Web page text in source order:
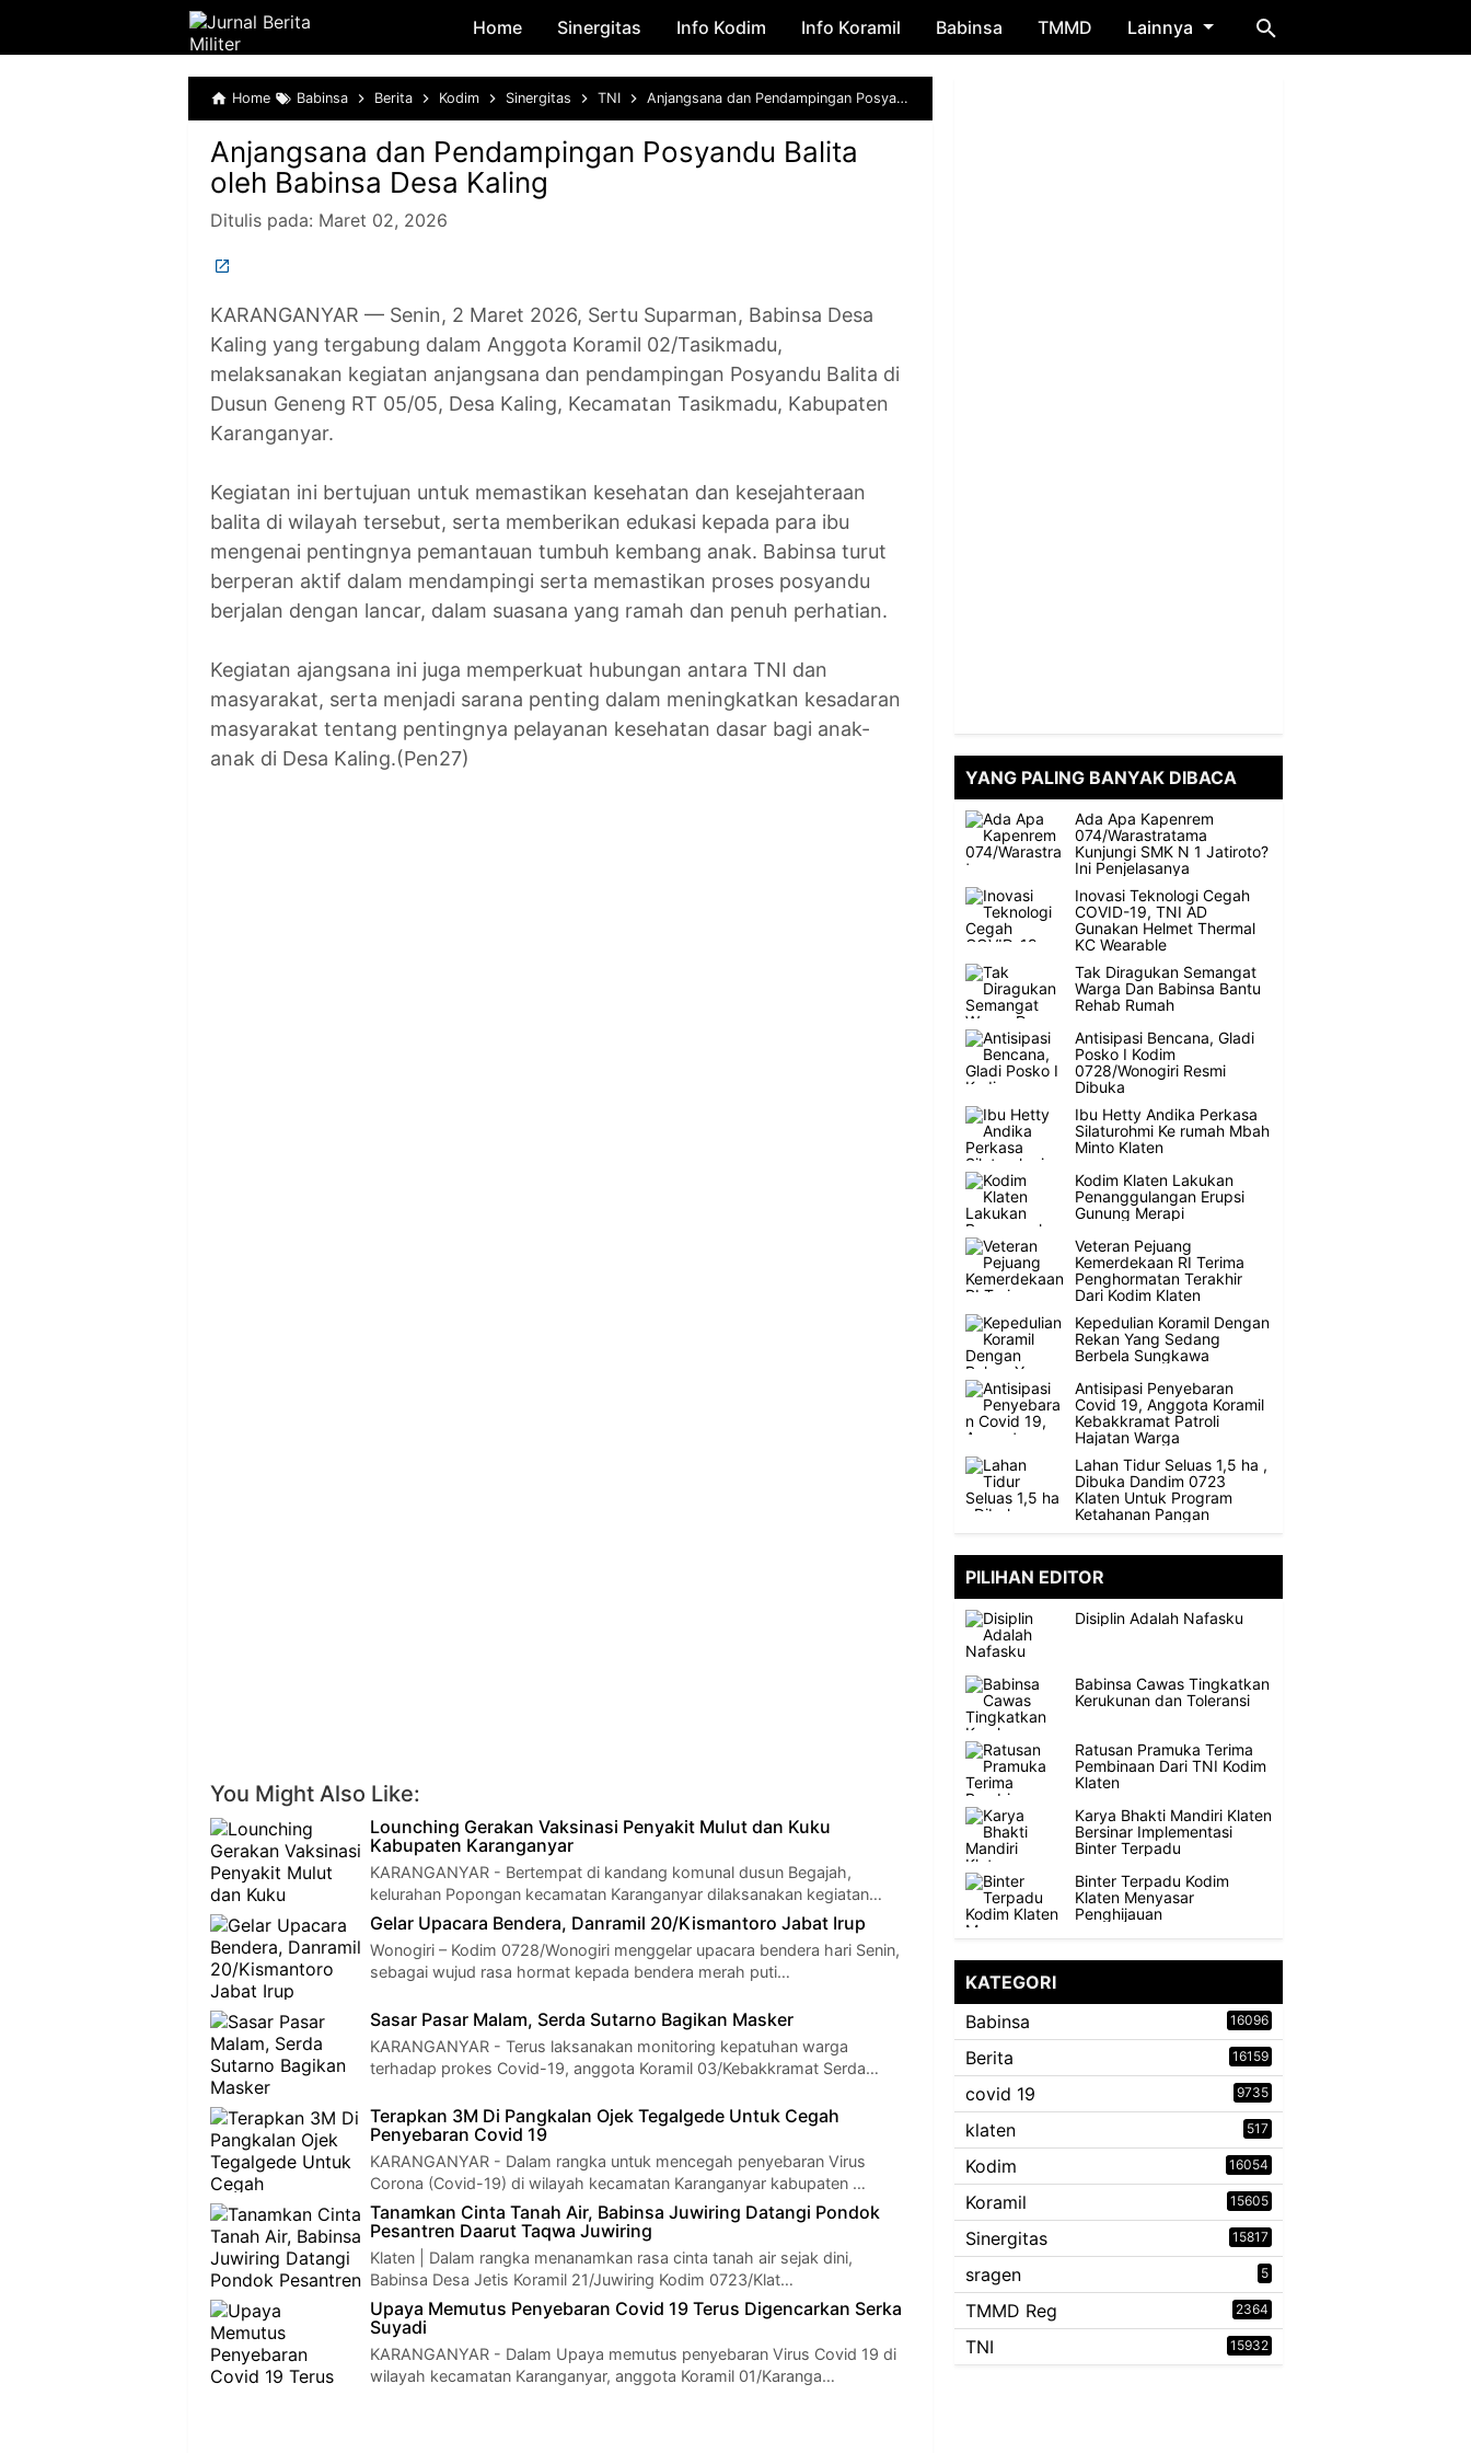
Skip to main content
Home Sinergitas Info Kodim Info Koramil Babinsa TMMD Lainnya
Home Babinsa Berita Kodim Sinergitas TNI Anjangsana dan Pendampingan Posyandu Balita oleh Babinsa Desa Kaling
Anjangsana dan Pendampingan Posyandu Balita
oleh Babinsa Desa Kaling
Ditulis pada: Maret 02, 2026
KARANGANYAR — Senin, 2 Maret 2026, Sertu Suparman, Babinsa Desa
Kaling yang tergabung dalam Anggota Koramil 02/Tasikmadu,
melaksanakan kegiatan anjangsana dan pendampingan Posyandu Balita di
Dusun Geneng RT 05/05, Desa Kaling, Kecamatan Tasikmadu, Kabupaten
Karanganyar.
Kegiatan ini bertujuan untuk memastikan kesehatan dan kesejahteraan
balita di wilayah tersebut, serta memberikan edukasi kepada para ibu
mengenai pentingnya pemantauan tumbuh kembang anak. Babinsa turut
berperan aktif dalam mendampingi serta memastikan proses posyandu
berjalan dengan lancar, dalam suasana yang ramah dan penuh perhatian.
Kegiatan ajangsana ini juga memperkuat hubungan antara TNI dan
masyarakat, serta menjadi sarana penting dalam meningkatkan kesadaran
masyarakat tentang pentingnya pelayanan kesehatan dasar bagi anak-
anak di Desa Kaling.(Pen27)
You Might Also Like:
Lounching Gerakan Vaksinasi Penyakit Mulut dan Kuku
Kabupaten Karanganyar
KARANGANYAR - Bertempat di kandang komunal dusun Begajah,
kelurahan Popongan kecamatan Karanganyar dilaksanakan kegiatan…
Gelar Upacara Bendera, Danramil 20/Kismantoro Jabat Irup
Wonogiri – Kodim 0728/Wonogiri menggelar upacara bendera hari Senin,
sebagai wujud rasa hormat kepada bendera merah puti…
Sasar Pasar Malam, Serda Sutarno Bagikan Masker
KARANGANYAR - Terus laksanakan monitoring kepatuhan warga
terhadap prokes Covid-19, anggota Koramil 03/Kebakkramat Serda…
Terapkan 3M Di Pangkalan Ojek Tegalgede Untuk Cegah
Penyebaran Covid 19
KARANGANYAR - Dalam rangka untuk mencegah penyebaran Virus
Corona (Covid-19) di wilayah kecamatan Karanganyar kabupaten …
Tanamkan Cinta Tanah Air, Babinsa Juwiring Datangi Pondok
Pesantren Daarut Taqwa Juwiring
Klaten | Dalam rangka menanamkan rasa cinta tanah air sejak dini,
Babinsa Desa Jetis Koramil 21/Juwiring Kodim 0723/Klat…
Upaya Memutus Penyebaran Covid 19 Terus Digencarkan Serka
Suyadi
KARANGANYAR - Dalam Upaya memutus penyebaran Virus Covid 19 di
wilayah kecamatan Karanganyar, anggota Koramil 01/Karanga…
YANG PALING BANYAK DIBACA
Ada Apa Kapenrem
074/Warastratama
Kunjungi SMK N 1 Jatiroto?
Ini Penjelasanya
Inovasi Teknologi Cegah
COVID-19, TNI AD
Gunakan Helmet Thermal
KC Wearable
Tak Diragukan Semangat
Warga Dan Babinsa Bantu
Rehab Rumah
Antisipasi Bencana, Gladi
Posko I Kodim
0728/Wonogiri Resmi
Dibuka
Ibu Hetty Andika Perkasa
Silaturohmi Ke rumah Mbah
Minto Klaten
Kodim Klaten Lakukan
Penanggulangan Erupsi
Gunung Merapi
Veteran Pejuang
Kemerdekaan RI Terima
Penghormatan Terakhir
Dari Kodim Klaten
Kepedulian Koramil Dengan
Rekan Yang Sedang
Berbela Sungkawa
Antisipasi Penyebaran
Covid 19, Anggota Koramil
Kebakkramat Patroli
Hajatan Warga
Lahan Tidur Seluas 1,5 ha ,
Dibuka Dandim 0723
Klaten Untuk Program
Ketahanan Pangan
PILIHAN EDITOR
Disiplin Adalah Nafasku
Babinsa Cawas Tingkatkan
Kerukunan dan Toleransi
Ratusan Pramuka Terima
Pembinaan Dari TNI Kodim
Klaten
Karya Bhakti Mandiri Klaten
Bersinar Implementasi
Binter Terpadu
Binter Terpadu Kodim
Klaten Menyasar
Penghijauan
KATEGORI
Babinsa
16096
Berita 16159
covid 19 9735
klaten 517
Kodim 16054
Koramil 15605
Sinergitas 15817
sragen 5
TMMD Reg 2364
TNI 15932